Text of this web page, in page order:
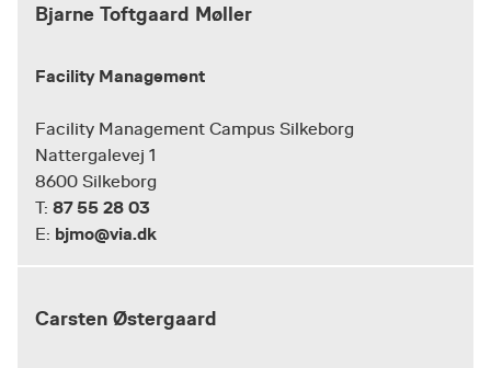
Bjarne Toftgaard Møller
Facility Management
Facility Management Campus Silkeborg
Nattergalevej 1
8600 Silkeborg
T: 87 55 28 03
E: bjmo@via.dk
Carsten Østergaard